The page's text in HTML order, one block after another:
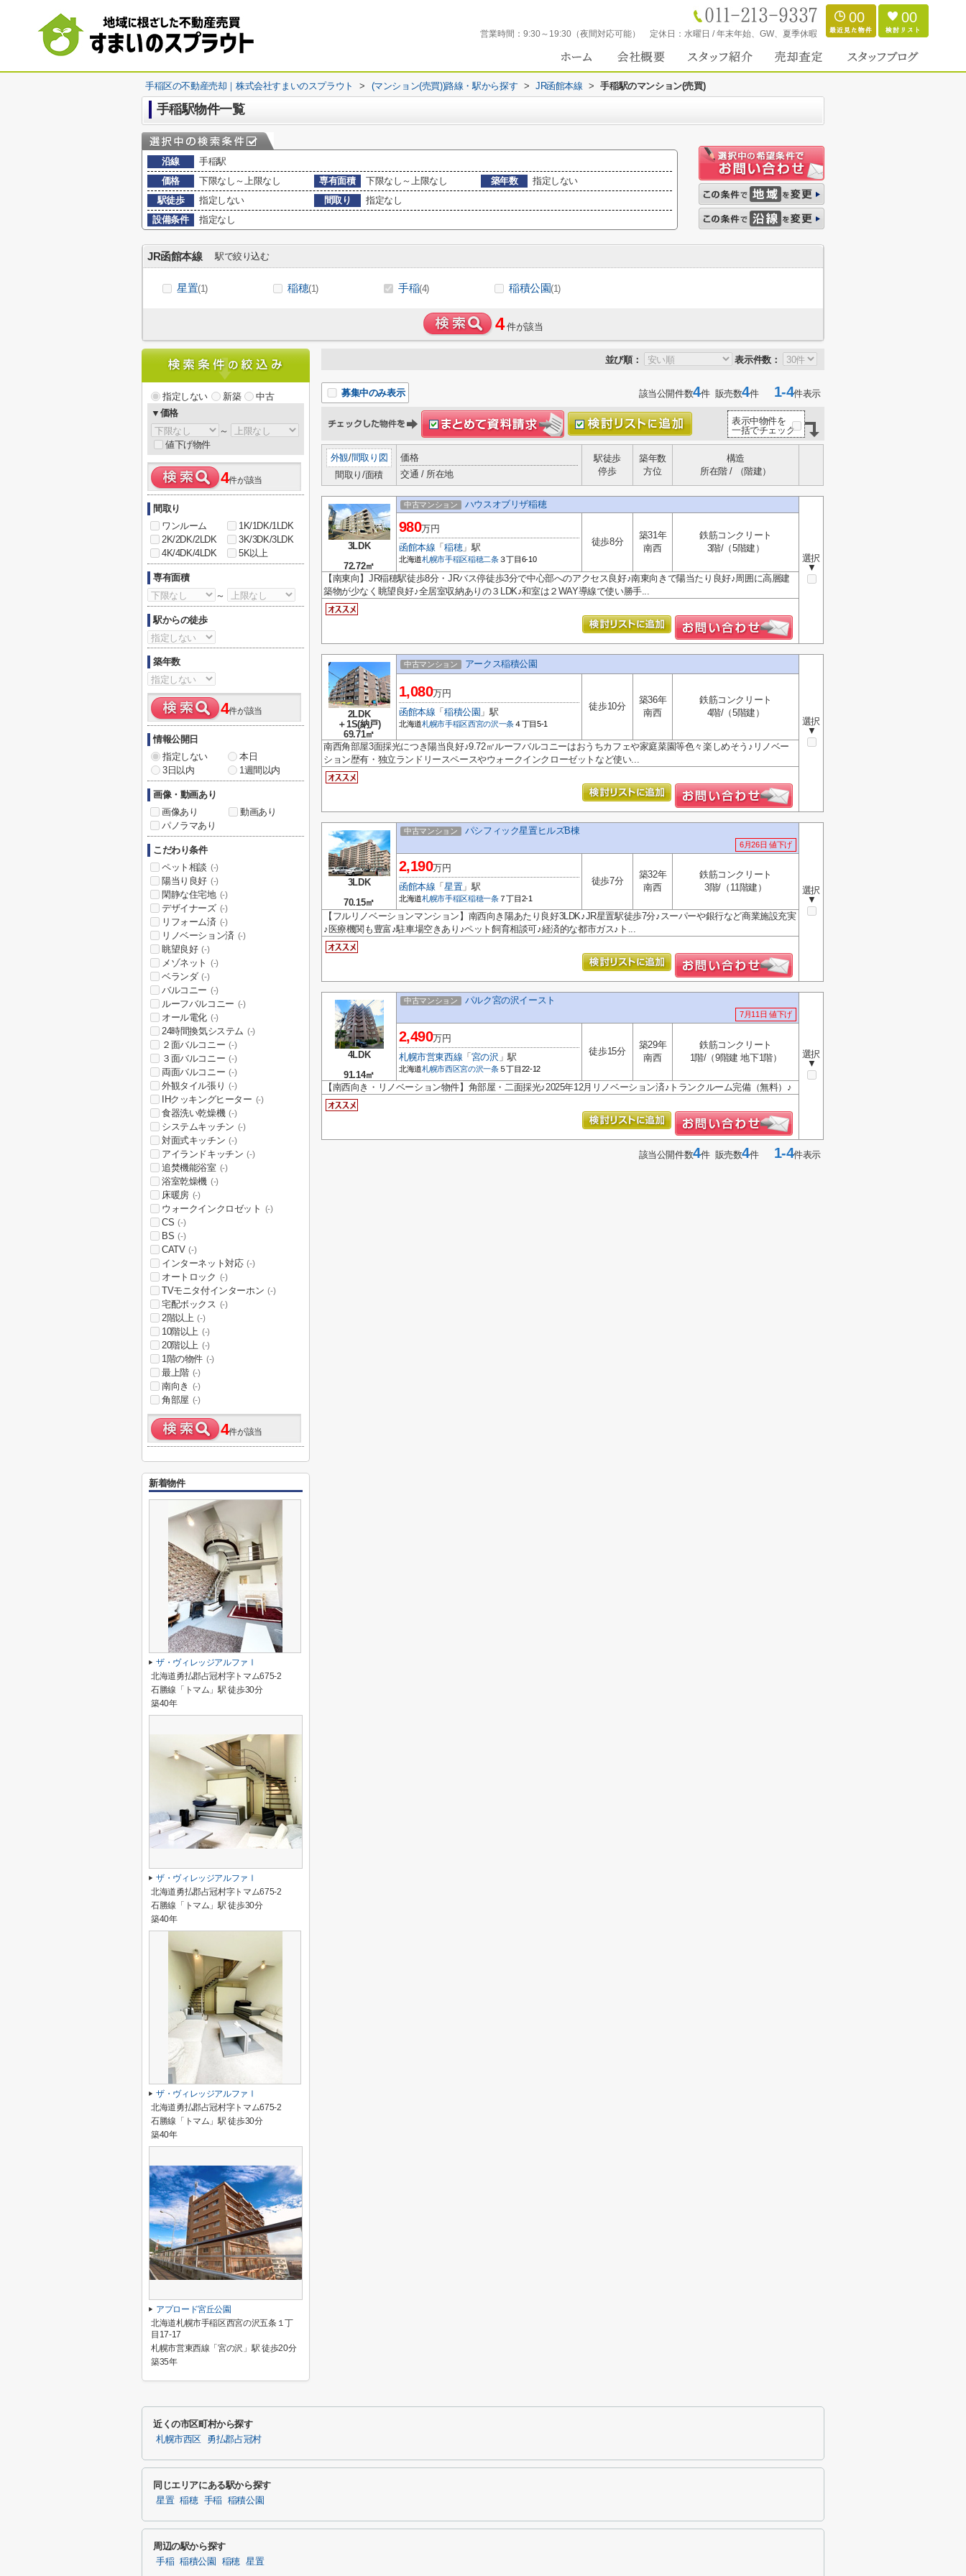
営業時間： 9:30～19:30（夜間対応可能） 定休日： 水曜日 / 年末年始、GW、夏季休暇
00 00
手稲区の不動産売却｜株式会社すまいのスプラウト > (マンション(売買))路線・駅から探す > JR函館本線 > 手稲駅のマンション(売買)
手稲駅物件一覧
沿線
手稲駅
価格
下限なし～上限なし 専有面積 下限なし～上限なし 築年数
指定しない
駅徒歩
指定しない 間取り
指定なし
設備条件
指定なし
JR函館本線 駅で絞り込む
星置(1) 稲穂(1) 手稲(4) 稲積公園(1)
4 件が該当
並び順： 表示件数：
募集中のみ表示 該当公開件数4件 販売数4件1-4件表示
表示中物件を
一括でチェック
外観/間取り図
間取り/面積
価格
交通 / 所在地
駅徒歩
停歩
築年数
方位
構造
所在階 / （階建）
3LDK
72.72㎡
中古マンション ハウスオブリザ稲穂
選択
▼
980万円
函館本線 「稲穂」駅
北海道札幌市手稲区稲穂二条３丁目6-10
徒歩8分
築31年
南西
鉄筋コンクリート
3階/（5階建）
【南東向】JR稲穂駅徒歩8分・JRバス停徒歩3分で中心部へのアクセス良好♪南東向きで陽当たり良好♪周囲に高層建
築物が少なく眺望良好♪全居室収納ありの３LDK♪和室は２WAY導線で使い勝手...
2LDK
＋1S(納戸)
69.71㎡
中古マンション アークス稲積公園
選択
▼
1,080万円
函館本線 「稲積公園 」駅
北海道札幌市手稲区西宮の沢一条４丁目5-1
徒歩10分
築36年
南西
鉄筋コンクリート
4階/（5階建）
南西角部屋3面採光につき陽当良好♪9.72㎡ルーフバルコニーはおうちカフェや家庭菜園等色々楽しめそう♪リノベー
ション歴有・独立ランドリースペースやウォークインクローゼットなど使い...
3LDK
70.15㎡
中古マンション パシフィック星置ヒルズB棟
6月26日 値下げ
選択
▼
2,190万円
函館本線 「星置」駅
北海道札幌市手稲区稲穂一条７丁目2-1
徒歩7分
築32年
南西
鉄筋コンクリート
3階/（11階建）
【フルリノベーションマンション】南西向き陽あたり良好3LDK♪JR星置駅徒歩7分♪スーパーや銀行など商業施設充実
♪医療機関も豊富♪駐車場空きあり♪ペット飼育相談可♪経済的な都市ガス♪ト...
4LDK
91.14㎡
中古マンション パルク宮の沢イースト
7月11日 値下げ
選択
▼
2,490万円
札幌市営東西線 「 宮の沢 」駅
北海道札幌市西区宮の沢一条５丁目22-12
徒歩15分
築29年
南西
鉄筋コンクリート
1階/（9階建 地下1階）
【南西向き・リノベーション物件】角部屋・二面採光♪2025年12月リノベーション済♪トランクルーム完備（無料）♪
該当公開件数4件 販売数4件1-4件表示
指定しない 新築
中古
▼価格
～
値下げ物件
4件が該当
間取り
ワンルーム
1K/1DK/1LDK
2K/2DK/2LDK
3K/3DK/3LDK
4K/4DK/4LDK
5K以上
専有面積
～
駅からの徒歩
築年数
4件が該当
情報公開日
指定しない
本日
3日以内
1週間以内
画像・動画あり
画像あり
動画あり
パノラマあり
こだわり条件
ペット相談 (-)
陽当り良好 (-)
閑静な住宅地 (-)
デザイナーズ (-)
リフォーム済 (-)
リノベーション済 (-)
眺望良好 (-)
メゾネット (-)
ベランダ (-)
バルコニー (-)
ルーフバルコニー (-)
オール電化 (-)
24時間換気システム (-)
２面バルコニー (-)
３面バルコニー (-)
両面バルコニー (-)
外観タイル張り (-)
IHクッキングヒーター (-)
食器洗い乾燥機 (-)
システムキッチン (-)
対面式キッチン (-)
アイランドキッチン (-)
追焚機能浴室 (-)
浴室乾燥機 (-)
床暖房 (-)
ウォークインクロゼット (-)
CS (-)
BS (-)
CATV (-)
インターネット対応 (-)
オートロック (-)
TVモニタ付インターホン (-)
宅配ボックス (-)
2階以上 (-)
10階以上 (-)
20階以上 (-)
1階の物件 (-)
最上階 (-)
南向き (-)
角部屋 (-)
4件が該当
新着物件
ザ・ヴィレッジアルファⅠ
北海道勇払郡占冠村字トマム675-2
石勝線「トマム」駅 徒歩30分
築40年
ザ・ヴィレッジアルファⅠ
北海道勇払郡占冠村字トマム675-2
石勝線「トマム」駅 徒歩30分
築40年
ザ・ヴィレッジアルファⅠ
北海道勇払郡占冠村字トマム675-2
石勝線「トマム」駅 徒歩30分
築40年
アプロード宮丘公園
北海道札幌市手稲区西宮の沢五条１丁
目17-17
札幌市営東西線「宮の沢」駅 徒歩20分
築35年
近くの市区町村から探す
札幌市西区 勇払郡占冠村
同じエリアにある駅から探す
星置 稲穂 手稲 稲積公園
周辺の駅から探す
手稲 稲積公園 稲穂 星置